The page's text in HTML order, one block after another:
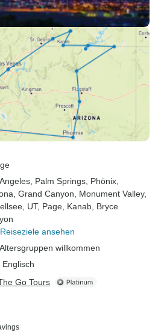
, Palm Springs , Phönix
, Grand Canyon , Monument Valley,
UT, Page , Kanab , Bryce
ansehen
willkommen
Englisch
Go Tours